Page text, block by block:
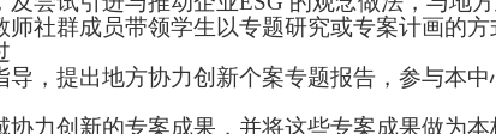
社群成员带领学生以专题研究或专案计画的
，提出地方协力创新个案专题报告，参与本中
力创新的专案成果，并将这些专案成果做为